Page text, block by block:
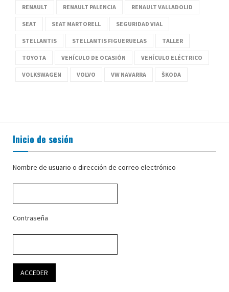
RENAULT RENAULT PALENCIA RENAULT VALLADOLID
SEAT SEAT MARTORELL SEGURIDAD VIAL
STELLANTIS STELLANTIS FIGUERUELAS TALLER
TOYOTA VEHÍCULO DE OCASIÓN VEHÍCULO ELÉCTRICO
VOLKSWAGEN VOLVO VW NAVARRA ŠKODA
Inicio de sesión
Nombre de usuario o dirección de correo electrónico
Contraseña